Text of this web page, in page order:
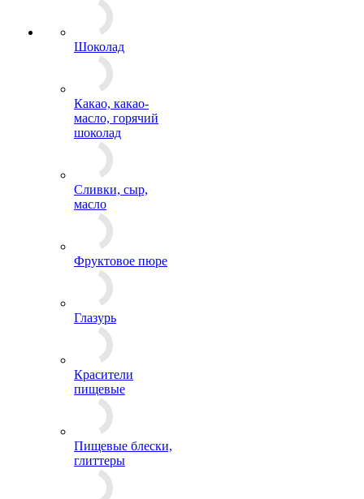
Шоколад
Какао, какао-
масло, горячий
шоколад
Сливки, сыр,
масло
Фруктовое пюре
Глазурь
Красители
пищевые
Пищевые блески,
глиттеры